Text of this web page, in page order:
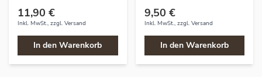
11,90 €
Inkl. MwSt., zzgl. Versand
In den Warenkorb
9,50 €
Inkl. MwSt., zzgl. Versand
In den Warenkorb